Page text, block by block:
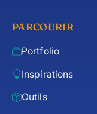
PARCOURIR
Portfolio
Inspirations
Outils